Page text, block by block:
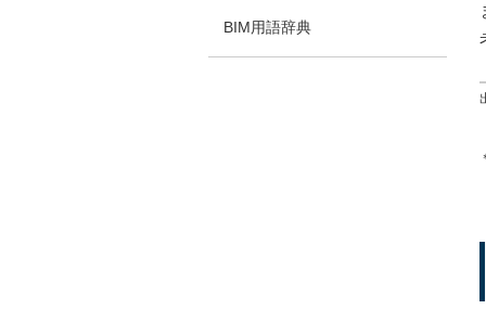
BIM用語辞典